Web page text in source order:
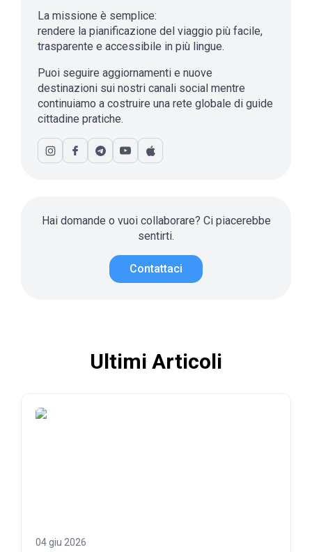
La missione è semplice:
rendere la pianificazione del viaggio più facile,
trasparente e accessibile in più lingue.
Puoi seguire aggiornamenti e nuove
destinazioni sui nostri canali social mentre
continuiamo a costruire una rete globale di guide
cittadine pratiche.
Hai domande o vuoi collaborare? Ci piacerebbe
sentirti.
Contattaci
Ultimi Articoli
04 giu 2026